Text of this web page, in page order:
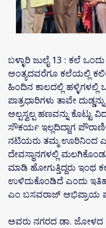
ಬಳ್ಳಾರಿ ಜುಲೈ 13 : ಕಲೆ
ಅಂತ್ಯದವರೆಗೂ ಕಲೆಯಲ್ಲಿ
ಹಿಂದಿನ ಕಾಲದಲ್ಲಿ ಹಳ್ಳಿಗಳಲ್ಲಿ
ಪಾತ್ರಧಾರಿಗಳು ತಾವೇ
ಅಲ್ಪಸ್ವಲ್ಪ ಹಣವನ್ನು ಕೊಟ್ಟು
ಸೌಕರ್ಯ ಇಲ್ಲದಿದ್ದಾಗ ಪೌರಾಣಿಕ
ನಟಿಯರು ತಮ್ಮ ಊರಿನಿಂದ
ದೇವಸ್ಥಾನಗಳಲ್ಲಿ
ಮಾಡಿ ಹೋಗುತ್ತಿದ್ದರು ಇಂಥ
ಉಳಿದುಕೊಂಡಿದೆ ಎಂದು
ಎಂ ಬಸವರಾಜ್ ಅಭಿಪ್ರಾಯ
ಅವರು ನಗರದ ಡಾ. ಜೋಳದ